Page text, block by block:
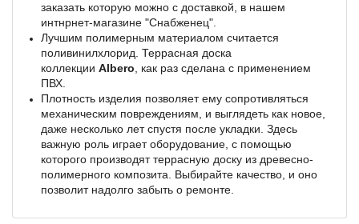
заказать которую можно с доставкой, в нашем
интнрнет-магазине "Снабженец".
Лучшим полимерным материалом считается
поливинилхлорид. Террасная доска
коллекции Albero , как раз сделана с применением
ПВХ.
Плотность изделия позволяет ему сопротивляться
механическим повреждениям, и выглядеть как новое,
даже несколько лет спустя после укладки. Здесь
важную роль играет оборудование, с помощью
которого производят террасную доску из древесно-
полимерного композита. Выбирайте качество, и оно
позволит надолго забыть о ремонте.